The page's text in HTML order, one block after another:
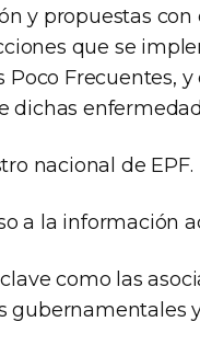
y propuestas
que se
Frecuentes,
dichas
nacional de EPF.
a la información
como las
gubernamentales